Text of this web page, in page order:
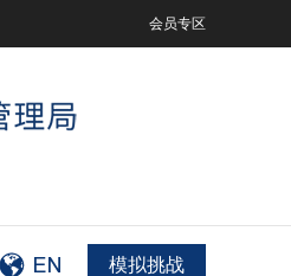
会员专区
模拟挑战